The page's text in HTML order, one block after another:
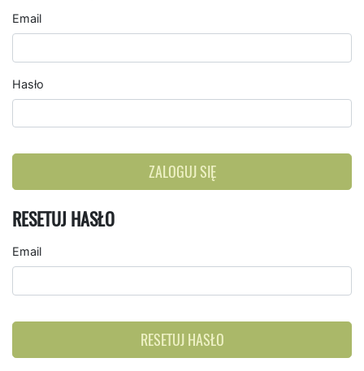
Email
Hasło
ZALOGUJ SIĘ
RESETUJ HASŁO
Email
RESETUJ HASŁO